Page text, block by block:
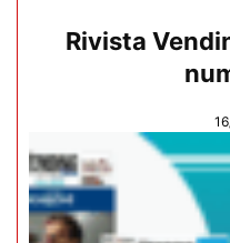
Rivista